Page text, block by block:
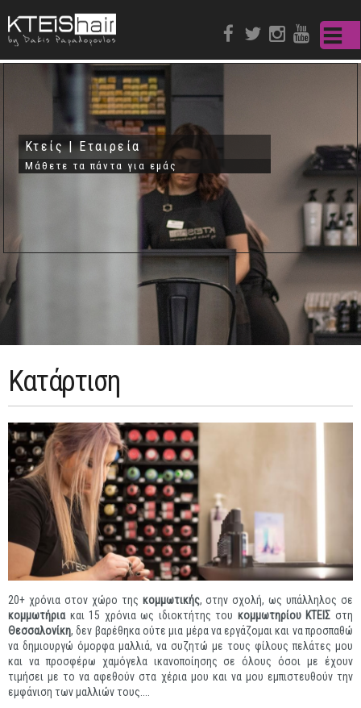
Κτείς | Εταιρεία
Μάθετε τα πάντα για εμάς
Κατάρτιση
20+ χρόνια στον χώρο της κομμωτικής, στην σχολή, ως υπάλληλος σε
κομμωτήριακαι 15 χρόνια ως ιδιοκτήτης του κομμωτηρίου ΚΤΕΙΣστη
Θεσσαλονίκη, δεν βαρέθηκα ούτε μια μέρα να εργάζομαι και να προσπαθώ
να δημιουργώ όμορφα μαλλιά, να συζητώ με τους φίλους πελάτες μου
και να προσφέρω χαμόγελα ικανοποίησης σε όλους όσοι με έχουν
τιμήσει με το να αφεθούν στα χέρια μου και να μου εμπιστευθούν την
εμφάνιση των μαλλιών τους....